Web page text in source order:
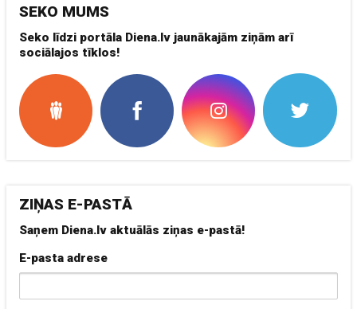
SEKO MUMS
Seko līdzi portāla Diena.lv jaunākajām ziņām arī
sociālajos tīklos!
ZIŅAS E-PASTĀ
Saņem Diena.lv aktuālās ziņas e-pastā!
E-pasta adrese